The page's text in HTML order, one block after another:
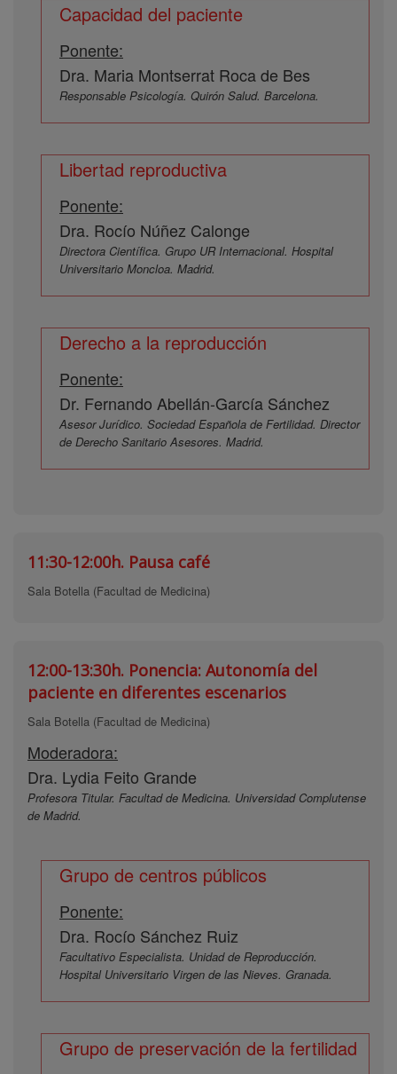
Capacidad del paciente
Ponente:
Dra. Maria Montserrat Roca de Bes
Responsable Psicología. Quirón Salud. Barcelona.
Libertad reproductiva
Ponente:
Dra. Rocío Núñez Calonge
Directora Científica. Grupo UR Internacional. Hospital
Universitario Moncloa. Madrid.
Derecho a la reproducción
Ponente:
Dr. Fernando Abellán-García Sánchez
Asesor Jurídico. Sociedad Española de Fertilidad. Director
de Derecho Sanitario Asesores. Madrid.
11:30-12:00h. Pausa café
Sala Botella (Facultad de Medicina)
12:00-13:30h. Ponencia: Autonomía del
paciente en diferentes escenarios
Sala Botella (Facultad de Medicina)
Moderadora:
Dra. Lydia Feito Grande
Profesora Titular. Facultad de Medicina. Universidad Complutense
de Madrid.
Grupo de centros públicos
Ponente:
Dra. Rocío Sánchez Ruiz
Facultativo Especialista. Unidad de Reproducción.
Hospital Universitario Virgen de las Nieves. Granada.
Grupo de preservación de la fertilidad